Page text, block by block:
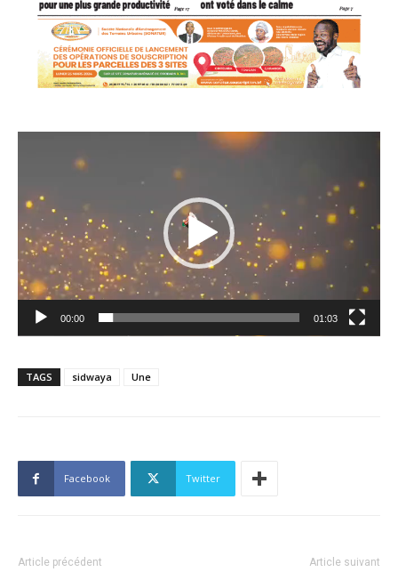
Lecteur
00:00 01:03
TAGS sidwaya Une
Facebook Twitter
Article précédent Article suivant